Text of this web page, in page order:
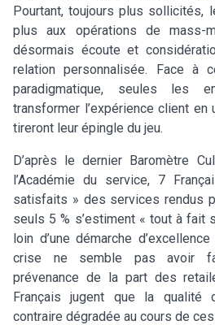
Pourtant, toujours plus sollicités,
plus aux opérations de mass-
désormais écoute et
relation personnalisée. Face à
paradigmatique, seules les
transformer l’expérience client en
tireront leur épingle du jeu.
D’après le dernier Baromètre
l’Académie du service, 7
satisfaits » des services rendus
seuls 5 % s’estiment « tout à fait
loin d’une démarche
crise ne semble pas avoir
prévenance de la part des
Français jugent que la qualité
contraire dégradée au cours de